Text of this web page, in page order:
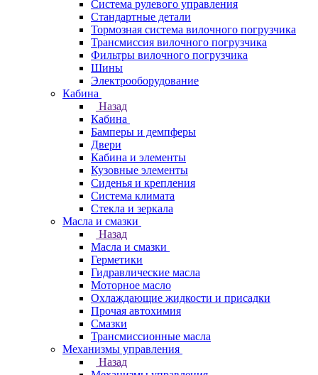
Система рулевого управления
Стандартные детали
Тормозная система вилочного погрузчика
Трансмиссия вилочного погрузчика
Фильтры вилочного погрузчика
Шины
Электрооборудование
Кабина
Назад
Кабина
Бамперы и демпферы
Двери
Кабина и элементы
Кузовные элементы
Сиденья и крепления
Система климата
Стекла и зеркала
Масла и смазки
Назад
Масла и смазки
Герметики
Гидравлические масла
Моторное масло
Охлаждающие жидкости и присадки
Прочая автохимия
Смазки
Трансмиссионные масла
Механизмы управления
Назад